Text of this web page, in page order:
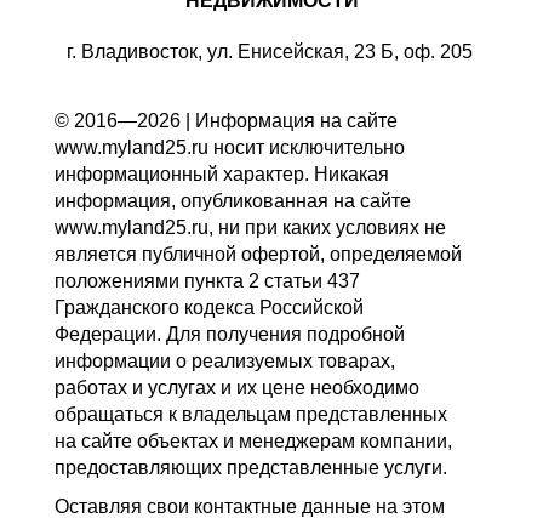
г. Владивосток, ул. Енисейская, 23 Б, оф. 205
© 2016—2026 | Информация на сайте
www.myland25.ru носит исключительно
информационный характер. Никакая
информация, опубликованная на сайте
www.myland25.ru, ни при каких условиях не
является публичной офертой, определяемой
положениями пункта 2 статьи 437
Гражданского кодекса Российской
Федерации. Для получения подробной
информации о реализуемых товарах,
работах и услугах и их цене необходимо
обращаться к владельцам представленных
на сайте объектах и менеджерам компании,
предоставляющих представленные услуги.
Оставляя свои контактные данные на этом